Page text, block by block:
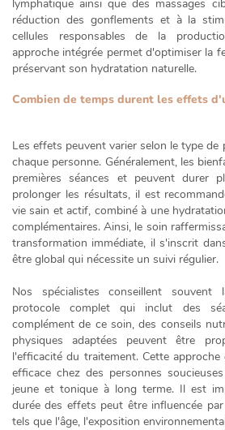
lymphatique ainsi que des massages
réduction des gonflements et à la
cellules responsables de la
approche intégrée permet d'optimiser la
préservant son hydratation naturelle.
Combien de temps durent les effets
Les effets peuvent varier selon le type de
chaque personne. Généralement, les
premières séances et peuvent durer
prolonger les résultats, il est
vie sain et actif, combiné à une
complémentaires. Ainsi, le soin
transformation immédiate, il s'inscrit
être global qui nécessite un suivi régulier.
Nos spécialistes conseillent
protocole complet qui inclut des
complément de ce soin, des conseils
physiques adaptées peuvent être
l'efficacité du traitement. Cette
efficace chez des personnes
jeune et tonique à long terme. Il est
durée des effets peut être influencée
tels que l'âge, l'exposition